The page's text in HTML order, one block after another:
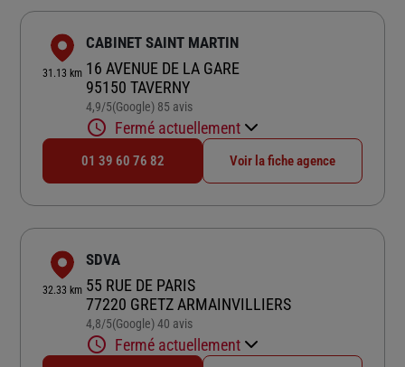
31.13 km
CABINET SAINT MARTIN
16 AVENUE DE LA GARE
95150 TAVERNY
4,9/5Note de 4.9 sur 5
(Google) 85 avis
Fermé actuellement
01 39 60 76 82 Voir la fiche agence
32.33 km
SDVA
55 RUE DE PARIS
77220 GRETZ ARMAINVILLIERS
4,8/5Note de 4.8 sur 5
(Google) 40 avis
Fermé actuellement